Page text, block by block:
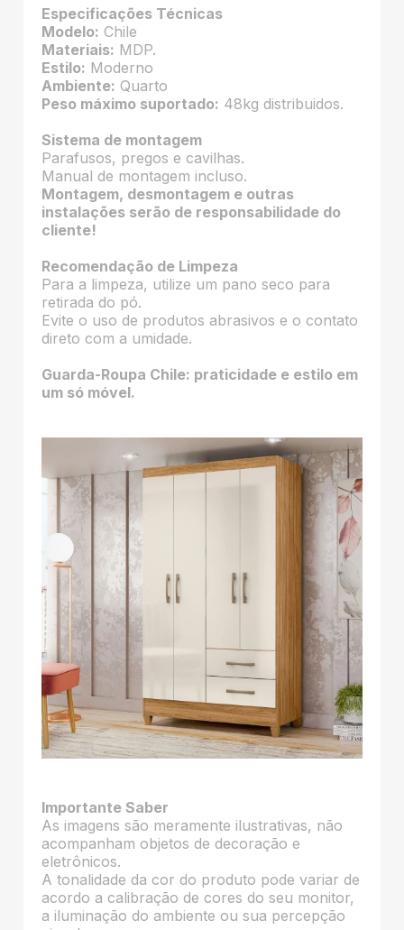
Especificações Técnicas
Modelo: Chile
Materiais: MDP.
Estilo: Moderno
Ambiente: Quarto
Peso máximo suportado: 48kg distribuidos.
Sistema de montagem
Parafusos, pregos e cavilhas.
Manual de montagem incluso.
Montagem, desmontagem e outras
instalações serão de responsabilidade do
cliente!
Recomendação de Limpeza
Para a limpeza, utilize um pano seco para
retirada do pó.
Evite o uso de produtos abrasivos e o contato
direto com a umidade.
Guarda-Roupa Chile: praticidade e estilo em
um só móvel.
Importante Saber
As imagens são meramente ilustrativas, não
acompanham objetos de decoração e
eletrônicos.
A tonalidade da cor do produto pode variar de
acordo a calibração de cores do seu monitor,
a iluminação do ambiente ou sua percepção